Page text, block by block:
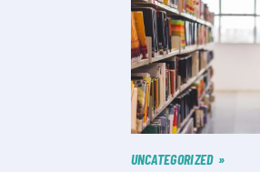
UNCATEGORIZED